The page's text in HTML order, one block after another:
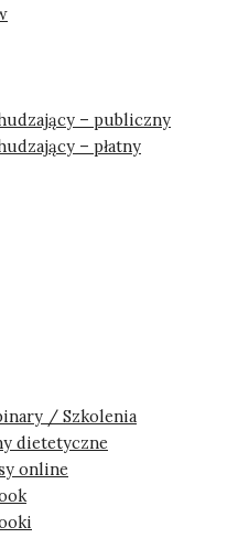
– publiczny
– płatny
/ Szkolenia
dietetyczne
online